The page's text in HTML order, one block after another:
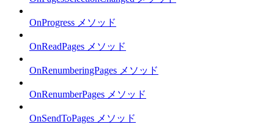
OnProgress メソッド
OnReadPages メソッド
OnRenumberingPages メソッド
OnRenumberPages メソッド
OnSendToPages メソッド